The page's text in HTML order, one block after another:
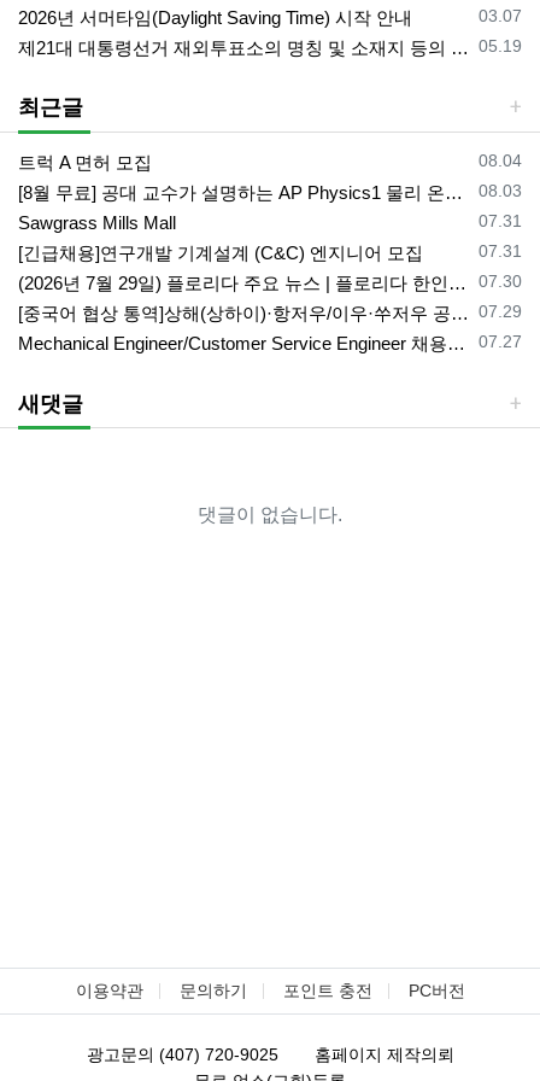
등록일
03.07
2026년 서머타임(Daylight Saving Time) 시작 안내
등록일
05.19
제21대 대통령선거 재외투표소의 명칭 및 소재지 등의 공고/올랜도 제외 투표소
최근글
등록일
08.04
트럭 A 면허 모집
등록일
08.03
[8월 무료] 공대 교수가 설명하는 AP Physics1 물리 온라인 강의
등록일
07.31
Sawgrass Mills Mall
등록일
07.31
[긴급채용]연구개발 기계설계 (C&C) 엔지니어 모집
등록일
07.30
(2026년 7월 29일) 플로리다 주요 뉴스 | 플로리다 한인 닷컴
등록일
07.29
[중국어 협상 통역]상해(상하이)·항저우/이우·쑤저우 공급·제조 업체,공장 미팅 & 전시회 한중 원어민 프리랜서 비즈니스 통역사
등록일
07.27
Mechanical Engineer/Customer Service Engineer 채용중입니다.
새댓글
댓글이 없습니다.
이용약관 문의하기 포인트 충전 PC버전
광고문의 (407) 720-9025
홈페이지 제작의뢰